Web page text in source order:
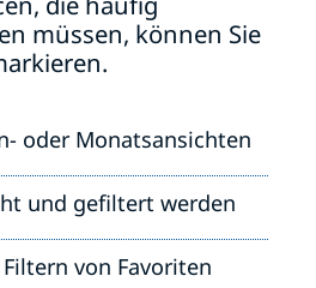
müssen, können Sie
oder Monatsansichten
und gefiltert werden
von Favoriten